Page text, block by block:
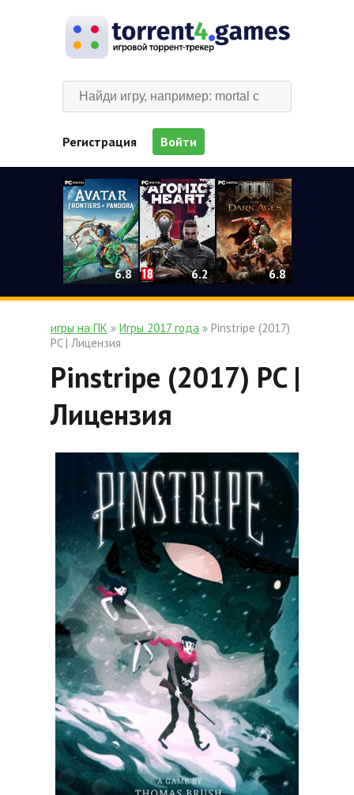
Регистрация Войти
6.8 6.2 6.8
игры на ПК » Игры 2017 года » Pinstripe (2017)
PC | Лицензия
Pinstripe (2017) PC |
Лицензия